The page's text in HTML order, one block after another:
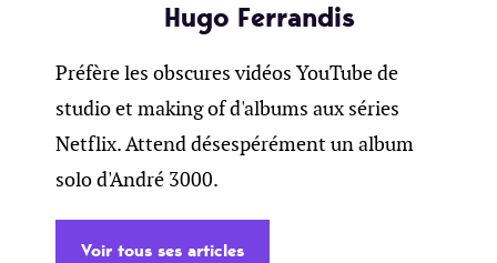
Hugo Ferrandis
Préfère les obscures vidéos YouTube de
studio et making of d'albums aux séries
Netflix. Attend désespérément un album
solo d'André 3000.
Voir tous ses articles